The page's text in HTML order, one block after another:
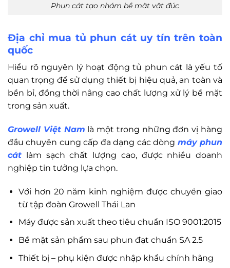
Phun cát tạo nhám bề mặt vật đúc
Địa chỉ mua tủ phun cát uy tín trên toàn
quốc
Hiểu rõ nguyên lý hoạt động tủ phun cát là yếu tố
quan trọng để sử dụng thiết bị hiệu quả, an toàn và
bền bỉ, đồng thời nâng cao chất lượng xử lý bề mặt
trong sản xuất.
Growell Việt Nam là một trong những đơn vị hàng
đầu chuyên cung cấp đa dạng các dòng máy phun
cát làm sạch chất lượng cao, được nhiều doanh
nghiệp tin tưởng lựa chọn.
Với hơn 20 năm kinh nghiệm được chuyển giao
từ tập đoàn Growell Thái Lan
Máy được sản xuất theo tiêu chuẩn ISO 9001:2015
Bề mặt sản phẩm sau phun đạt chuẩn SA 2.5
Thiết bị – phụ kiện được nhập khẩu chính hãng